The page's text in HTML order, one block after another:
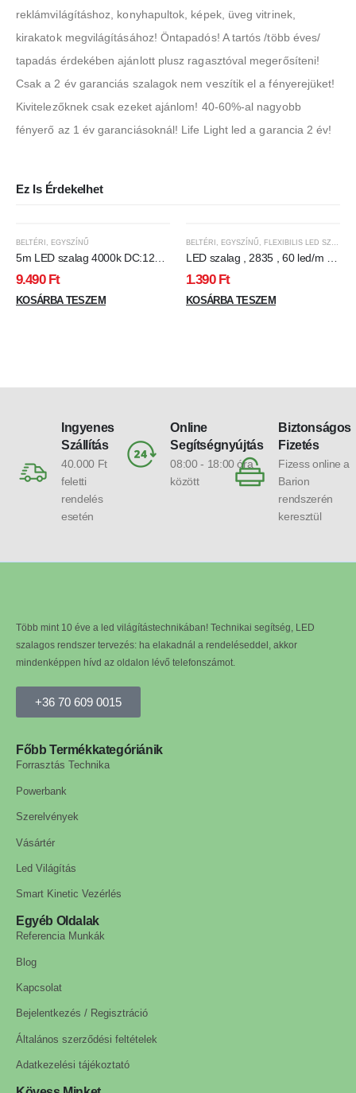
reklámvilágításhoz, konyhapultok, képek, üveg vitrinek,
kirakatok megvilágításához! Öntapadós! A tartós /több éves/
tapadás érdekében ajánlott plusz ragasztóval megerősíteni!
Csak a 2 év garanciás szalagok nem veszítik el a fényerejüket!
Kivitelezőknek csak ezeket ajánlom! 40-60%-al nagyobb
fényerő az 1 év garanciásoknál! Life Light led a garancia 2 év!
Ez Is Érdekelhet
BELTÉRI EGYSZÍNŰ
5m LED szalag 4000k DC:12V
2835-240D-10MM Max 18w/M
2160lm/M IP20
9.490 Ft
KOSÁRBA TESZEM
BELTÉRI EGYSZÍNŰ FLEXIBILIS LED SZALAG
LED szalag , 2835 , 60 led/m , 6
Watt/m , természetes fehér -
Flexibilis
1.390 Ft
KOSÁRBA TESZEM
Ingyenes
Szállítás
40.000 Ft
feletti
rendelés
esetén
Online
Segítségnyújtás
08:00 - 18:00 óra
között
Biztonságos
Fizetés
Fizess online a
Barion
rendszerén
keresztül
Több mint 10 éve a led világítástechnikában! Technikai segítség, LED
szalagos rendszer tervezés: ha elakadnál a rendeléseddel, akkor
mindenképpen hívd az oldalon lévő telefonszámot.
+36 70 609 0015
Főbb Termékkategóriánik
Forrasztás Technika
Powerbank
Szerelvények
Vásártér
Led Világítás
Smart Kinetic Vezérlés
Egyéb Oldalak
Referencia Munkák
Blog
Kapcsolat
Bejelentkezés / Regisztráció
Általános szerződési feltételek
Adatkezelési tájékoztató